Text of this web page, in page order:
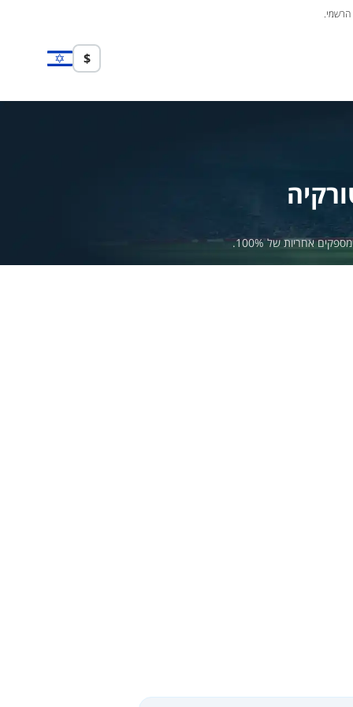
הרשמי.
$